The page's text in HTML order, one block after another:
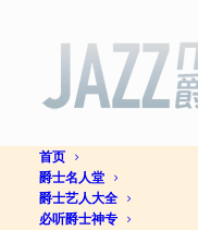
首页
爵士名人堂
爵士艺人大全
必听爵士神专